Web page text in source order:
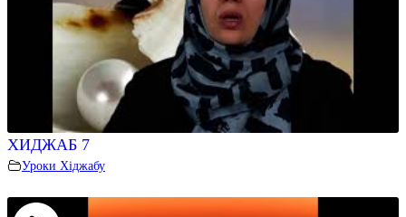
ХИДЖАБ 7
Уроки Хіджабу